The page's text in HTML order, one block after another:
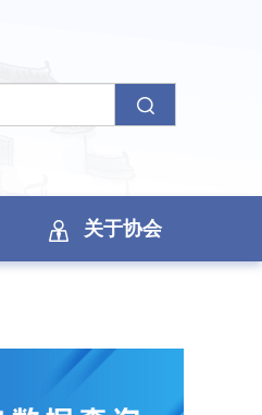
关于协会